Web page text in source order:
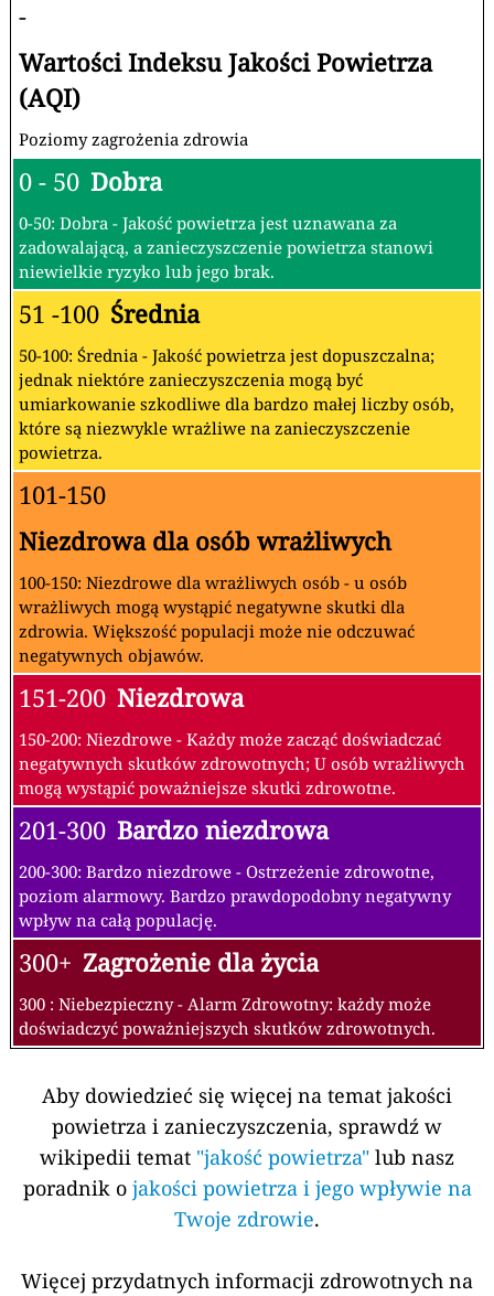
-
Wartości Indeksu Jakości Powietrza
(AQI)
Poziomy zagrożenia zdrowia
0 - 50 Dobra
0-50: Dobra - Jakość powietrza jest uznawana za
zadowalającą, a zanieczyszczenie powietrza stanowi
niewielkie ryzyko lub jego brak.
51 -100 Średnia
50-100: Średnia - Jakość powietrza jest dopuszczalna;
jednak niektóre zanieczyszczenia mogą być
umiarkowanie szkodliwe dla bardzo małej liczby osób,
które są niezwykle wrażliwe na zanieczyszczenie
powietrza.
101-150
Niezdrowa dla osób wrażliwych
100-150: Niezdrowe dla wrażliwych osób - u osób
wrażliwych mogą wystąpić negatywne skutki dla
zdrowia. Większość populacji może nie odczuwać
negatywnych objawów.
151-200 Niezdrowa
150-200: Niezdrowe - Każdy może zacząć doświadczać
negatywnych skutków zdrowotnych; U osób wrażliwych
mogą wystąpić poważniejsze skutki zdrowotne.
201-300 Bardzo niezdrowa
200-300: Bardzo niezdrowe - Ostrzeżenie zdrowotne,
poziom alarmowy. Bardzo prawdopodobny negatywny
wpływ na całą populację.
300+ Zagrożenie dla życia
300 : Niebezpieczny - Alarm Zdrowotny: każdy może
doświadczyć poważniejszych skutków zdrowotnych.
Aby dowiedzieć się więcej na temat jakości
powietrza i zanieczyszczenia, sprawdź w
wikipedii temat "jakość powietrza" lub nasz
poradnik o jakości powietrza i jego wpływie na
Twoje zdrowie.
Więcej przydatnych informacji zdrowotnych na